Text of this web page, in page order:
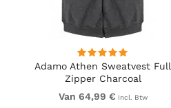
Adamo Athen Sweatvest Full
Zipper Charcoal
Van 64,99 € Incl. Btw